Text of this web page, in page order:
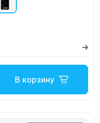
В корзину